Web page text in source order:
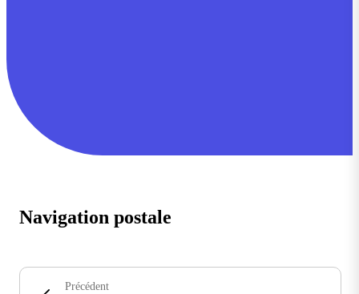
Navigation postale
Précédent